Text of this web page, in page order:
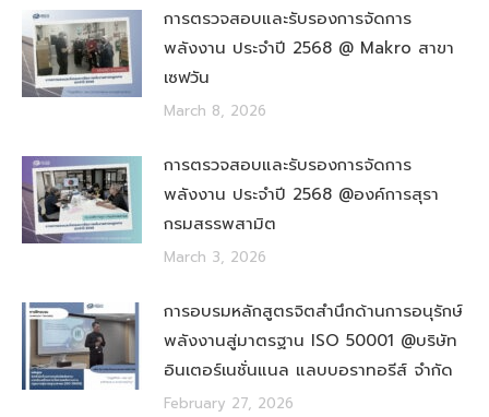
การตรวจสอบและรับรองการจัดการ
พลังงาน ประจำปี 2568 @ Makro สาขา
เซฟวัน
March 8, 2026
การตรวจสอบและรับรองการจัดการ
พลังงาน ประจำปี 2568 @องค์การสุรา
กรมสรรพสามิต
March 3, 2026
การอบรมหลักสูตรจิตสำนึกด้านการอนุรักษ์
พลังงานสู่มาตรฐาน ISO 50001 @บริษัท
อินเตอร์เนชั่นแนล แลบบอราทอรีส์ จำกัด
February 27, 2026